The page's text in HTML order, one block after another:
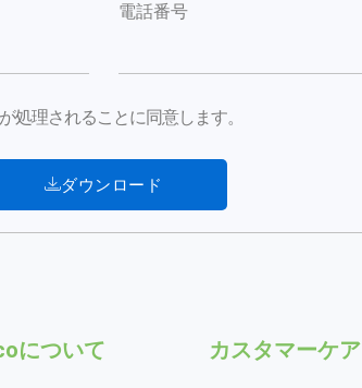
電話番号
処理されることに同意します。
ダウンロード
について カスタマーケア